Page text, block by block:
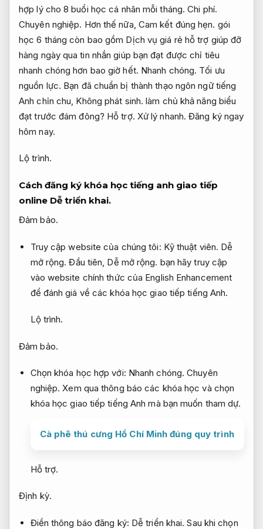
hợp lý cho 8 buổi học cá nhân mỗi tháng.Chi phí.
Chuyên nghiệp. Hơn thế nữa, Cam kết đúng hẹn. gói
học 6 tháng còn bao gồm Dịch vụ giá rẻ hỗ trợ giúp đỡ
hàng ngày qua tin nhắn giúp bạn đạt được chỉ tiêu
nhanh chóng hơn bao giờ hết. Nhanh chóng. Tối ưu
nguồn lực. Bạn đã chuẩn bị thành thạo ngôn ngữ tiếng
Anh chỉn chu, Không phát sinh. làm chủ khả năng biểu
đạt trước đám đông? Hỗ trợ. Xử lý nhanh. Đăng ký ngay
hôm nay.
Lộ trình.
Cách đăng ký khóa học tiếng anh giao tiếp
online Dễ triển khai.
Đảm bảo.
Truy cập website của chúng tôi: Kỹ thuật viên. Dễ
mở rộng. Đầu tiên, Dễ mở rộng. bạn hãy truy cập
vào website chính thức của English Enhancement
để đánh giá về các khóa học giao tiếp tiếng Anh.
Lộ trình.
Đảm bảo.
Chọn khóa học hợp với: Nhanh chóng. Chuyên
nghiệp. Xem qua thông báo các khóa học và chọn
khóa học giao tiếp tiếng Anh mà bạn muốn tham dự.
Cà phê thú cưng Hồ Chí Minh đúng quy trình
Hỗ trợ.
Định kỳ.
Điền thông báo đăng ký: Dễ triển khai. Sau khi chọn